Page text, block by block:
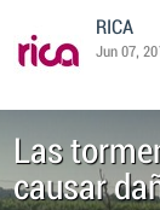
RICA
Jun 07,
Las
causar